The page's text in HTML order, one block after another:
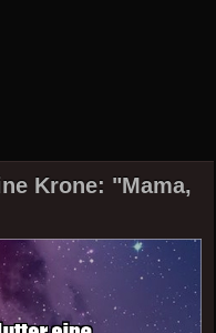
Krone: "Mama,